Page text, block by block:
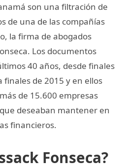
son una filtración de
de una de las compañías
la firma de abogados
Los documentos
40 años, desde finales
finales de 2015 y en ellos
de 15.600 empresas
deseaban mantener en
financieros.
Fonseca?